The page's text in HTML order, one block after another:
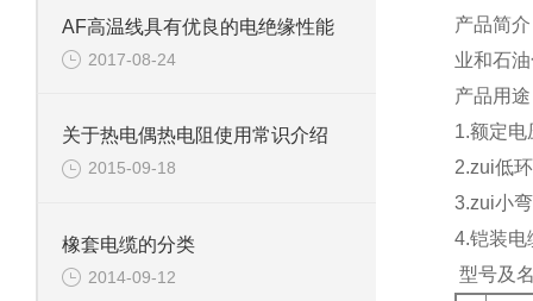
AF高温线具有优良的电绝缘性能
2017-08-24
关于热电偶热电阻使用常识介绍
2015-09-18
橡套电缆的分类
2014-09-12
产品简
业和石
产品用
1.额定电
2.zui低
3.zui小
4.铠装电
型号及